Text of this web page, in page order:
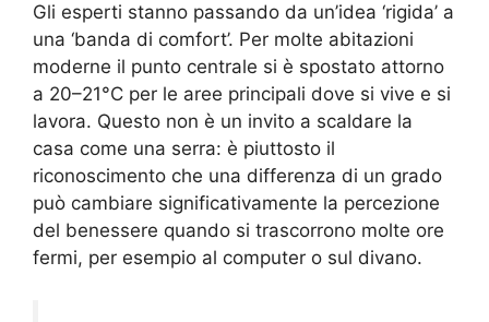
Gli esperti stanno passando da un’idea ‘rigida’ a
una ‘banda di comfort’. Per molte abitazioni
moderne il punto centrale si è spostato attorno
a 20–21°C per le aree principali dove si vive e si
lavora. Questo non è un invito a scaldare la
casa come una serra: è piuttosto il
riconoscimento che una differenza di un grado
può cambiare significativamente la percezione
del benessere quando si trascorrono molte ore
fermi, per esempio al computer o sul divano.